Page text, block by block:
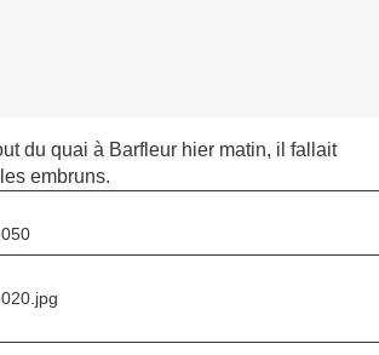
du quai à Barfleur hier matin, il fallait
embruns.